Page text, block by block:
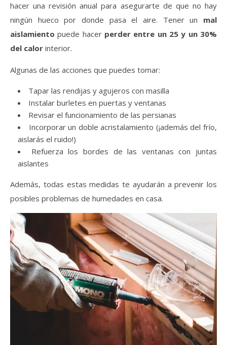
hacer una revisión anual para asegurarte de que no hay
ningún hueco por donde pasa el aire. Tener un mal
aislamiento puede hacer perder entre un 25 y un 30%
del calor interior.
Algunas de las acciones que puedes tomar:
Tapar las rendijas y agujeros con masilla
Instalar burletes en puertas y ventanas
Revisar el funcionamiento de las persianas
Incorporar un doble acristalamiento (¡además del frío,
aislarás el ruido!)
Refuerza los bordes de las ventanas con juntas
aislantes
Además, todas estas medidas te ayudarán a prevenir los
posibles problemas de humedades en casa.